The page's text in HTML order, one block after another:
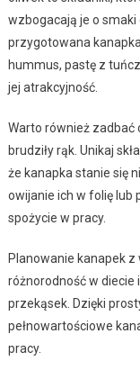
wzbogacają je o
przygotowana
hummus, pastę z
jej atrakcyjność.
Warto również zadbać
brudziły rąk. Unikaj
że kanapka stanie się
owijanie ich w folię lub
spożycie w pracy.
Planowanie kanapek
różnorodność w diecie
przekąsek. Dzięki
pełnowartościowe
pracy.